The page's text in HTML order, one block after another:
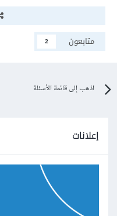
متابعون
2
اذهب إلى قائمة الأسئلة
إعلانات